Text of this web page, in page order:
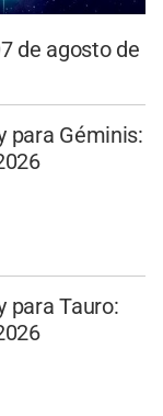
de agosto de
para Géminis:
para Tauro: